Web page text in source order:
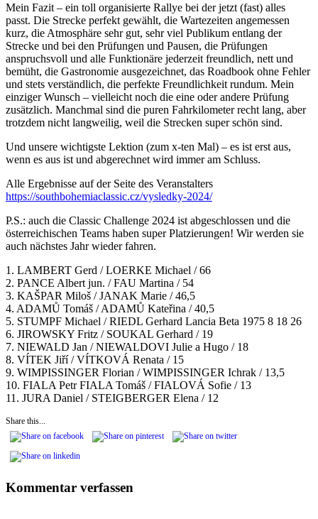
Mein Fazit – ein toll organisierte Rallye bei der jetzt (fast) alles
passt. Die Strecke perfekt gewählt, die Wartezeiten angemessen
kurz, die Atmosphäre sehr gut, sehr viel Publikum entlang der
Strecke und bei den Prüfungen und Pausen, die Prüfungen
anspruchsvoll und alle Funktionäre jederzeit freundlich, nett und
bemüht, die Gastronomie ausgezeichnet, das Roadbook ohne Fehler
und stets verständlich, die perfekte Freundlichkeit rundum. Mein
einziger Wunsch – vielleicht noch die eine oder andere Prüfung
zusätzlich. Manchmal sind die puren Fahrkilometer recht lang, aber
trotzdem nicht langweilig, weil die Strecken super schön sind.
Und unsere wichtigste Lektion (zum x-ten Mal) – es ist erst aus,
wenn es aus ist und abgerechnet wird immer am Schluss.
Alle Ergebnisse auf der Seite des Veranstalters
https://southbohemiaclassic.cz/vysledky-2024/
P.S.: auch die Classic Challenge 2024 ist abgeschlossen und die
österreichischen Teams haben super Platzierungen! Wir werden sie
auch nächstes Jahr wieder fahren.
1. LAMBERT Gerd / LOERKE Michael / 66
2. PANCE Albert jun. / FAU Martina / 54
3. KAŠPAR Miloš / JANAK Marie / 46,5
4. ADAMŮ Tomáš / ADAMŮ Kateřina / 40,5
5. STUMPF Michael / RIEDL Gerhard Lancia Beta 1975 8 18 26
6. JIROWSKY Fritz / SOUKAL Gerhard / 19
7. NIEWALD Jan / NIEWALDOVI Julie a Hugo / 18
8. VÍTEK Jiří / VÍTKOVÁ Renata / 15
9. WIMPISSINGER Florian / WIMPISSINGER Ichrak / 13,5
10. FIALA Petr FIALA Tomáš / FIALOVÁ Sofie / 13
11. JURA Daniel / STEIGBERGER Elena / 12
Share this...
Kommentar verfassen